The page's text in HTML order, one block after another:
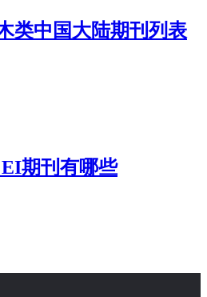
类中国大陆期刊列表
期刊有哪些